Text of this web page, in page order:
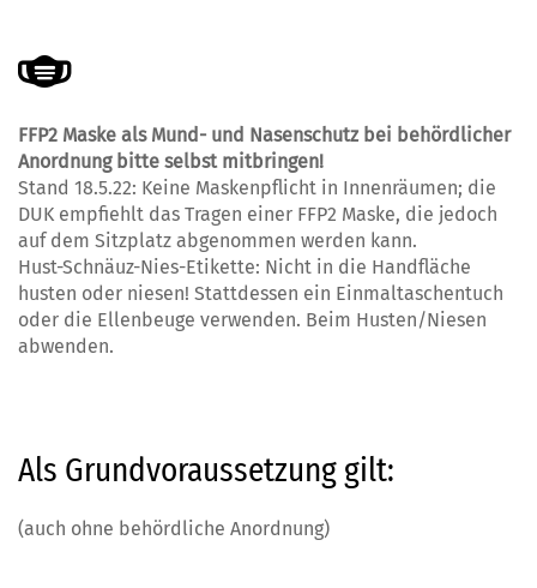
FFP2 Maske als Mund- und Nasenschutz bei behördlicher
Anordnung bitte selbst mitbringen!
Stand 18.5.22: Keine Maskenpflicht in Innenräumen; die
DUK empfiehlt das Tragen einer FFP2 Maske, die jedoch
auf dem Sitzplatz abgenommen werden kann.
Hust-Schnäuz-Nies-Etikette: Nicht in die Handfläche
husten oder niesen! Stattdessen ein Einmaltaschentuch
oder die Ellenbeuge verwenden. Beim Husten/Niesen
abwenden.
Als Grundvoraussetzung gilt:
(auch ohne behördliche Anordnung)